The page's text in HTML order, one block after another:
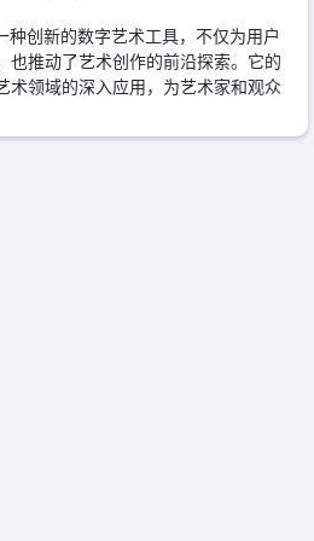
种创新的数字艺术工具，不仅为用户
也推动了艺术创作的前沿探索。它的
术领域的深入应用，为艺术家和观众